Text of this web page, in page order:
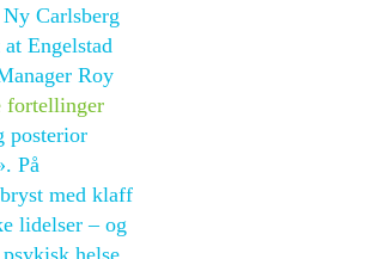
Carlsberg
Engelstad
Roy
fortellinger
posterior
På
med klaff
lidelser – og
helse